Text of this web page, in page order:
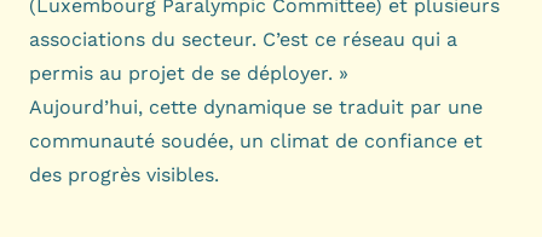
(Luxembourg Paralympic Committee) et plusieurs
associations du secteur. C’est ce réseau qui a
permis au projet de se déployer. »
Aujourd’hui, cette dynamique se traduit par une
communauté soudée, un climat de confiance et
des progrès visibles.